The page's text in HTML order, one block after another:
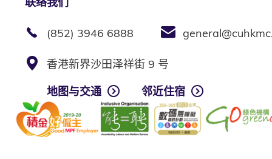
(852) 3946 6888
香港新界沙田泽祥街 9 号
地图与交通
邻近住宿